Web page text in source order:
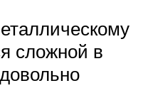
сложной в